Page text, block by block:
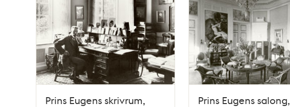
Prins Eugens skrivrum,
Prins Eugens salong,